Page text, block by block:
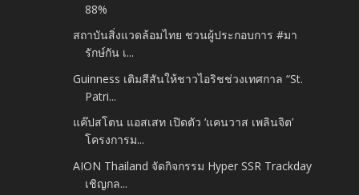
88%
สถาบันสิ่งแวดล้อมไทย ชวนผู้ประกอบการ #มา
รักษ์กัน เ...
Guinness เติมสีสันให้ชาวไอริชช่วงเทศกาล “St.
Patri...
แค๊ปสโตน แอสเสท เปิดตัว ‘แคนวาส เพลินจิต’
โครงการม...
AION Thailand จัดกิจกรรม Hyper SSR Trackday
เชิญกล...